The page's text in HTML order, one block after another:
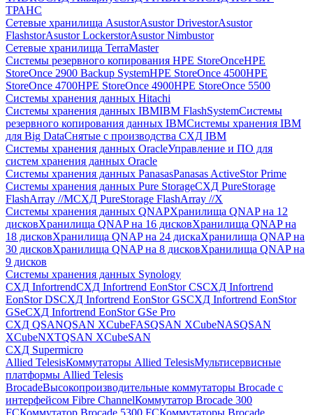
ТРАНС
Сетевые хранилища AsustorAsustor DrivestorAsustor
FlashstorAsustor LockerstorAsustor Nimbustor
Сетевые хранилища TerraMaster
Системы резервного копирования HPE StoreOnceHPE
StoreOnce 2900 Backup SystemHPE StoreOnce 4500HPE
StoreOnce 4700HPE StoreOnce 4900HPE StoreOnce 5500
Системы хранения данных Hitachi
Системы хранения данных IBMIBM FlashSystemСистемы
резервного копирования данных IBMСистемы хранения IBM
для Big DataСнятые с производства СХД IBM
Системы хранения данных OracleУправление и ПО для
систем хранения данных Oracle
Системы хранения данных PanasasPanasas ActiveStor Prime
Системы хранения данных Pure StorageСХД PureStorage
FlashArray //MСХД PureStorage FlashArray //X
Системы хранения данных QNAPХранилища QNAP на 12
дисковХранилища QNAP на 16 дисковХранилища QNAP на
18 дисковХранилища QNAP на 24 дискаХранилища QNAP на
30 дисковХранилища QNAP на 8 дисковХранилища QNAP на
9 дисков
Системы хранения данных Synology
СХД InfortrendСХД Infortrend EonStor CSСХД Infortrend
EonStor DSСХД Infortrend EonStor GSСХД Infortrend EonStor
GSeСХД Infortrend EonStor GSe Pro
СХД QSANQSAN XCubeFASQSAN XCubeNASQSAN
XCubeNXTQSAN XCubeSAN
СХД Supermicro
Allied TelesisКоммутаторы Allied TelesisМультисервисные
платформы Allied Telesis
BrocadeВысокопроизводительные коммутаторы Brocade с
интерфейсом Fibre ChannelКоммутатор Brocade 300
FCКоммутатор Brocade 5300 FCКоммутаторы Brocade